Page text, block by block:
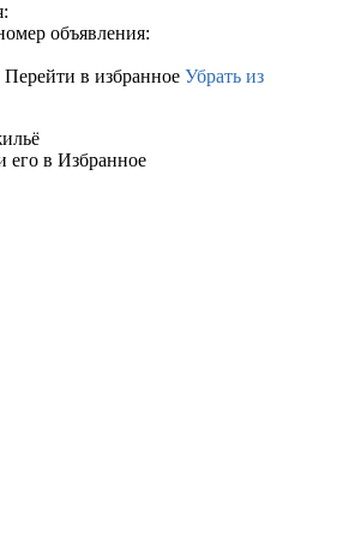
объявления:
Перейти в избранное Убрать из
его в Избранное